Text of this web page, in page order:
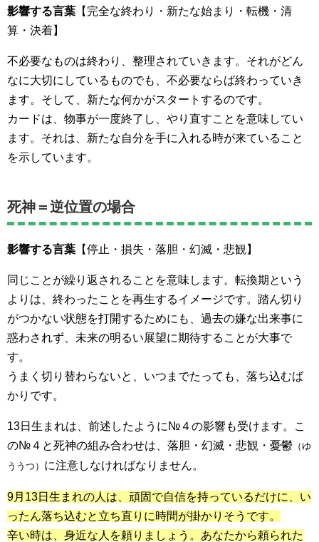
影響する言葉 【完全な終わり・新たな始まり・転機・清
算・決着】
不必要なものは終わり、整理されていきます。それがどん
なに大切にしているものでも、不必要ならば終わっていき
ます。そして、新たな何かがスタートするのです。
カードは、物事が一度終了し、やり直すことを意味してい
ます。それは、新たな自分を手に入れる時が来ていること
を示しています。
死神＝逆位置の場合
影響する言葉 【停止・損失・落胆・幻滅・悲観】
同じことが繰り返されることを意味します。転換期という
よりは、終わったことを再生するイメージです。踏ん切り
がつかない状態を打開するためにも、過去の嫌な出来事に
惑わされず、未来の明るい展望に期待することが大事で
す。
うまく切り替わらないと、いつまでたっても、落ち込むば
かりです。
13日生まれは、前述したように№４の影響も受けます。こ
の№４と死神の組み合わせは、落胆・幻滅・悲観・憂鬱 （ゆ
ううつ） に注意しなければなりません。
9月13日生まれの人は、頑固で自信を持っているだけに、い
ったん落ち込むと立ち直りに時間が掛かりそうです。
辛い時は、身近な人を頼りましょう。あなたから頼られた